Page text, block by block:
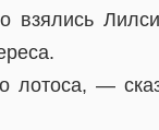
взялись
лотоса, —